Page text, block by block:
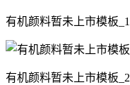
有机颜料暂未上市模板_1
有机颜料暂未上市模板_2